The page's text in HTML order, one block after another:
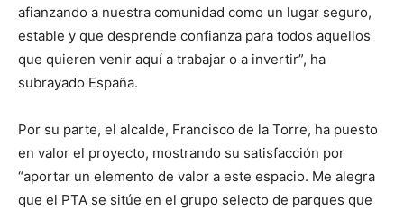
afianzando a nuestra comunidad como un lugar seguro,
estable y que desprende confianza para todos aquellos
que quieren venir aquí a trabajar o a invertir”, ha
subrayado España.
Por su parte, el alcalde, Francisco de la Torre, ha puesto
en valor el proyecto, mostrando su satisfacción por
“aportar un elemento de valor a este espacio. Me alegra
que el PTA se sitúe en el grupo selecto de parques que